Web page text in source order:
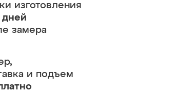
изготовления
дней
замера
и подъем